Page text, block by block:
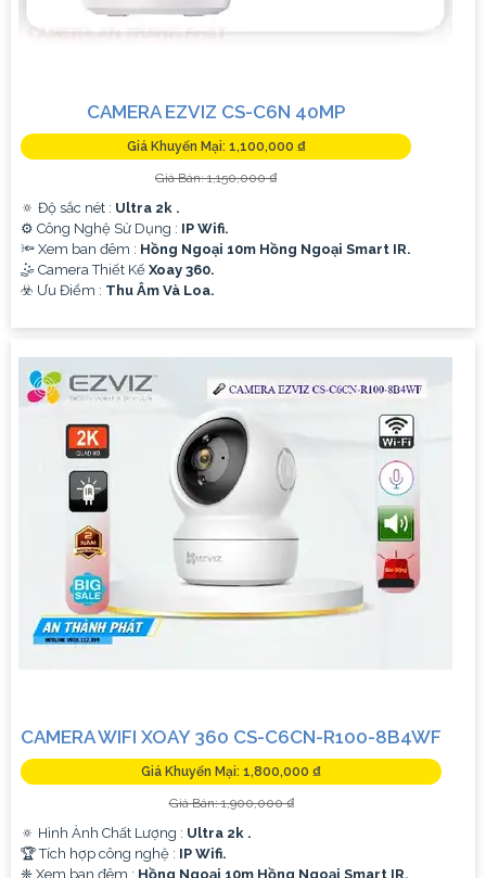
CAMERA EZVIZ CS-C6N 40MP
Giá Khuyến Mại: 1,100,000 ₫
Giá Bán: 1,150,000 ₫
🔅 Độ sắc nét : Ultra 2k .
⚙ Công Nghệ Sử Dụng : IP Wifi.
🔦 Xem ban đêm : Hồng Ngoại 10m Hồng Ngoại Smart IR.
🤹 Camera Thiết Kế Xoay 360.
️☣️ Ưu Điểm : Thu Âm Và Loa.
CAMERA WIFI XOAY 360 CS-C6CN-R100-8B4WF
Giá Khuyến Mại: 1,800,000 ₫
Giá Bán: 1,900,000 ₫
🔅 Hình Ành Chất Lượng : Ultra 2k .
🏆 Tích hợp công nghệ : IP Wifi.
❈ Xem ban đêm : Hồng Ngoại 10m Hồng Ngoại Smart IR.